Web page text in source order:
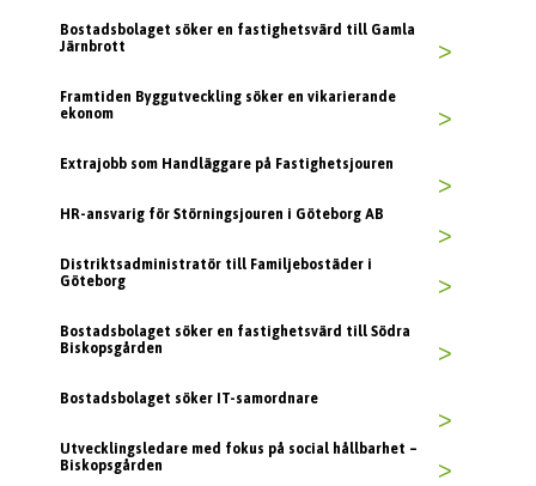
Bostadsbolaget söker en fastighetsvärd till Gamla
Järnbrott
>
Framtiden Byggutveckling söker en vikarierande
ekonom
>
Extrajobb som Handläggare på Fastighetsjouren
>
HR-ansvarig för Störningsjouren i Göteborg AB
>
Distriktsadministratör till Familjebostäder i
Göteborg
>
Bostadsbolaget söker en fastighetsvärd till Södra
Biskopsgården
>
Bostadsbolaget söker IT-samordnare
>
Utvecklingsledare med fokus på social hållbarhet –
Biskopsgården
>